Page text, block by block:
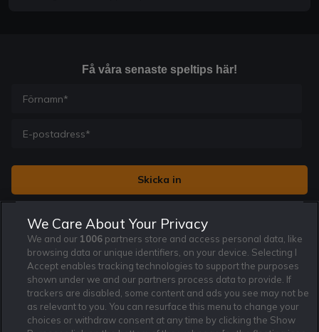
Få våra senaste speltips här!
Jag vill få nyhetsbrev från Rekatochklart och jag är 18+. Regler
och villkor gäller. *
Affiliate Modell Ansvarsfullt Spelande Cookie Policy
We Care About Your Privacy
We and our 1006 partners store and access personal data, like
browsing data or unique identifiers, on your device. Selecting I
Accept enables tracking technologies to support the purposes
shown under we and our partners process data to provide. If
trackers are disabled, some content and ads you see may not be
as relevant to you. You can resurface this menu to change your
choices or withdraw consent at any time by clicking the Show